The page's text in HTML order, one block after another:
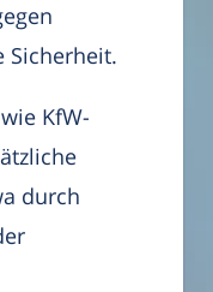
Sicherheit.
KfW-
durch